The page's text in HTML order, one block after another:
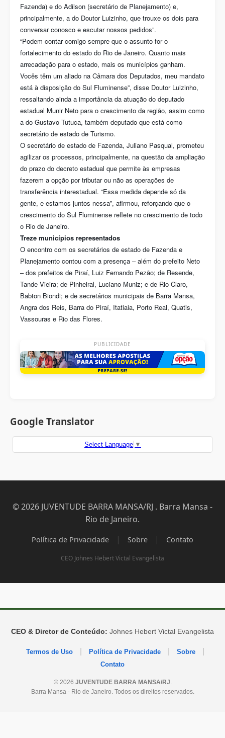
Fazenda) e do Adilson (secretário de Planejamento) e,
principalmente, a do Doutor Luizinho, que trouxe os dois para
conversar conosco e escutar nossos pedidos”.
“Podem contar comigo sempre que o assunto for o
fortalecimento do estado do Rio de Janeiro. Quanto mais
arrecadação para o estado, mais os municípios ganham.
Vocês têm um aliado na Câmara dos Deputados, meu mandato
está à disposição do Sul Fluminense”, disse Doutor Luizinho,
ressaltando ainda a importância da atuação do deputado
estadual Munir Neto para o crescimento da região, assim como
a do Gustavo Tutuca, também deputado que está como
secretário de estado de Turismo.
O secretário de estado de Fazenda, Juliano Pasqual, prometeu
agilizar os processos, principalmente, na questão da ampliação
do prazo do decreto estadual que permite às empresas
fazerem a opção por tributar ou não as operações de
transferência interestadual. “Essa medida depende só da
gente, e estamos juntos nessa”, afirmou, reforçando que o
crescimento do Sul Fluminense reflete no crescimento de todo
o Rio de Janeiro.
Treze municípios representados
O encontro com os secretários de estado de Fazenda e
Planejamento contou com a presença – além do prefeito Neto
– dos prefeitos de Piraí, Luiz Fernando Pezão; de Resende,
Tande Vieira; de Pinheiral, Luciano Muniz; e de Rio Claro,
Babton Biondi; e de secretários municipais de Barra Mansa,
Angra dos Reis, Barra do Piraí, Itatiaia, Porto Real, Quatis,
Vassouras e Rio das Flores.
PUBLICIDADE
Google Translator
Select Language ▼
© 2026 JUVENTUDE BARRA MANSA/RJ . Barra Mansa -
Rio de Janeiro.
Política de Privacidade | Sobre | Contato
CEO Johnes Hebert Victal Evangelista
CEO & Diretor de Conteúdo: Johnes Hebert Victal Evangelista
Termos de Uso Política de Privacidade Sobre
Contato
© 2026 JUVENTUDE BARRA MANSA/RJ.
Barra Mansa - Rio de Janeiro. Todos os direitos reservados.